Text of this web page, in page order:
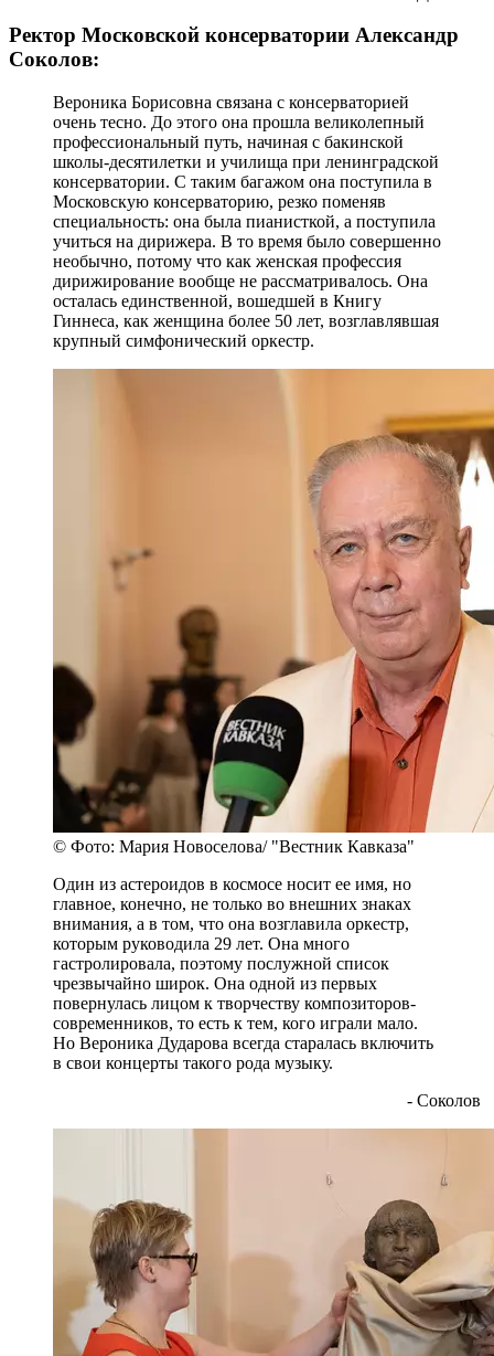
Ректор Московской консерватории Александр
Соколов:
Вероника Борисовна связана с консерваторией
очень тесно. До этого она прошла великолепный
профессиональный путь, начиная с бакинской
школы-десятилетки и училища при ленинградской
консерватории. С таким багажом она поступила в
Московскую консерваторию, резко поменяв
специальность: она была пианисткой, а поступила
учиться на дирижера. В то время было совершенно
необычно, потому что как женская профессия
дирижирование вообще не рассматривалось. Она
осталась единственной, вошедшей в Книгу
Гиннеса, как женщина более 50 лет, возглавлявшая
крупный симфонический оркестр.
© Фото: Мария Новоселова/ "Вестник Кавказа"
Один из астероидов в космосе носит ее имя, но
главное, конечно, не только во внешних знаках
внимания, а в том, что она возглавила оркестр,
которым руководила 29 лет. Она много
гастролировала, поэтому послужной список
чрезвычайно широк. Она одной из первых
повернулась лицом к творчеству композиторов-
современников, то есть к тем, кого играли мало.
Но Вероника Дударова всегда старалась включить
в свои концерты такого рода музыку.
- Соколов